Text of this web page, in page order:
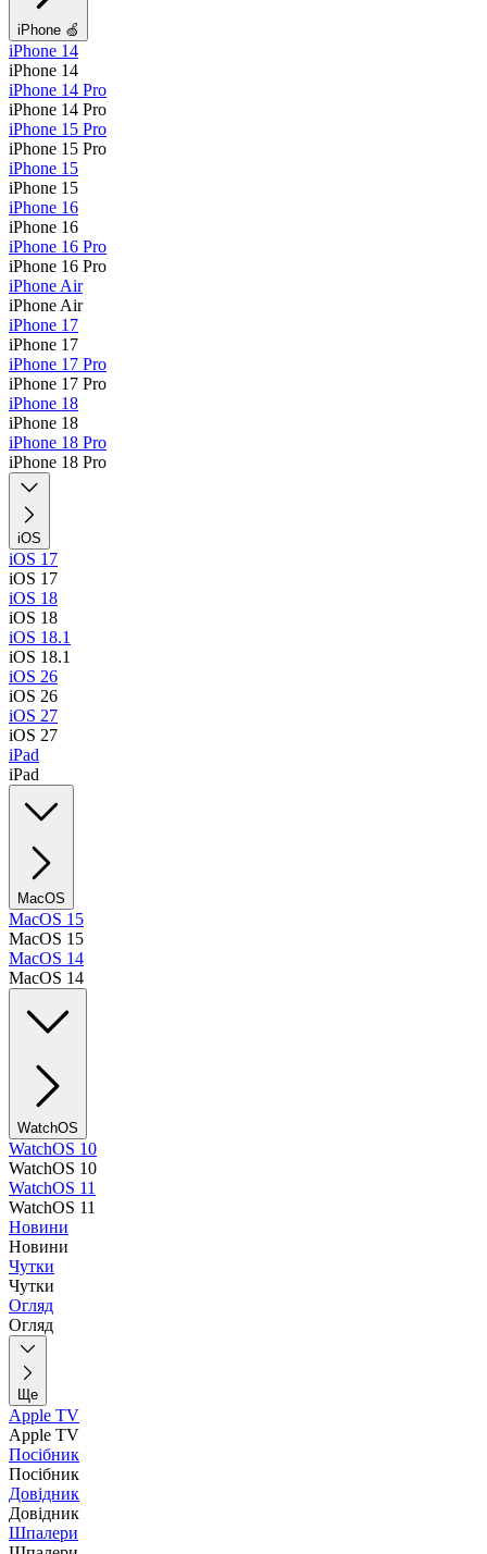
iPhone 🍏
iPhone 14
iPhone 14
iPhone 14 Pro
iPhone 14 Pro
iPhone 15 Pro
iPhone 15 Pro
iPhone 15
iPhone 15
iPhone 16
iPhone 16
iPhone 16 Pro
iPhone 16 Pro
iPhone Air
iPhone Air
iPhone 17
iPhone 17
iPhone 17 Pro
iPhone 17 Pro
iPhone 18
iPhone 18
iPhone 18 Pro
iPhone 18 Pro
iOS
iOS 17
iOS 17
iOS 18
iOS 18
iOS 18.1
iOS 18.1
iOS 26
iOS 26
iOS 27
iOS 27
iPad
iPad
MacOS
MacOS 15
MacOS 15
MacOS 14
MacOS 14
WatchOS
WatchOS 10
WatchOS 10
WatchOS 11
WatchOS 11
Новини
Новини
Чутки
Чутки
Огляд
Огляд
Ще
Apple TV
Apple TV
Посібник
Посібник
Довідник
Довідник
Шпалери